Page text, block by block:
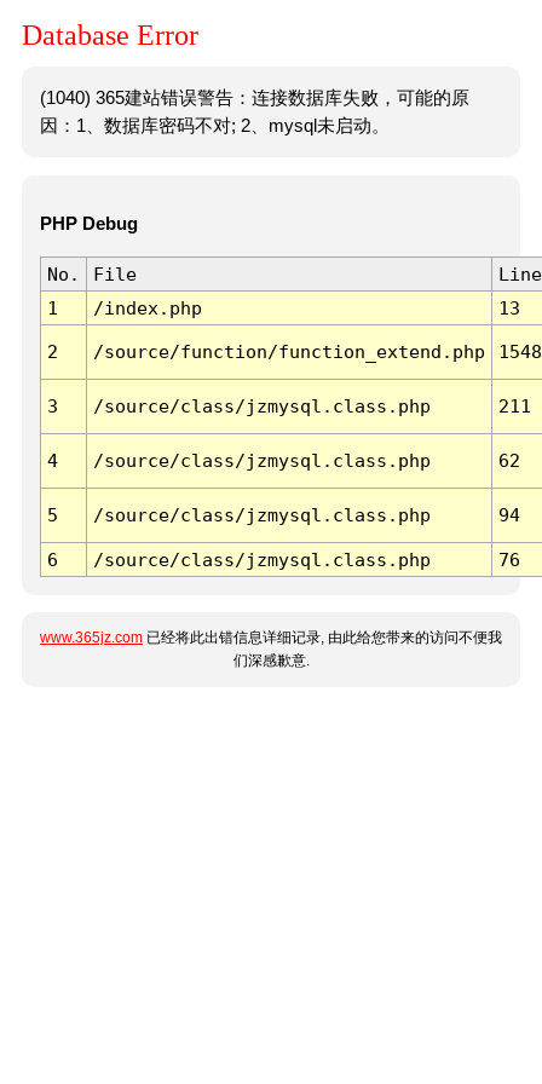
Database Error
(1040) 365建站错误警告：连接数据库失败，可能的原
因：1、数据库密码不对; 2、mysql未启动。
PHP Debug
No. File
Line
1
/index.php 13
2 /source/function/function_extend.php 1548
3 /source/class/jzmysql.class.php 211
4 /source/class/jzmysql.class.php 62
5 /source/class/jzmysql.class.php 94
6 /source/class/jzmysql.class.php 76
www.365jz.com 已经将此出错信息详细记录, 由此给您带来的访问不便我
们深感歉意.